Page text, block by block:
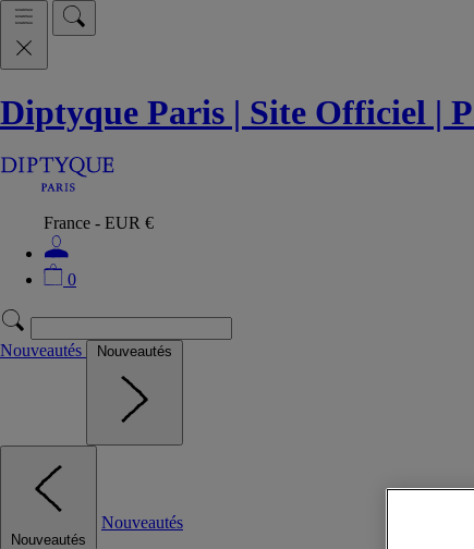
Diptyque Paris | Site Officiel |
France - EUR €
0
Nouveautés Nouveautés
Nouveautés
Nouveautés